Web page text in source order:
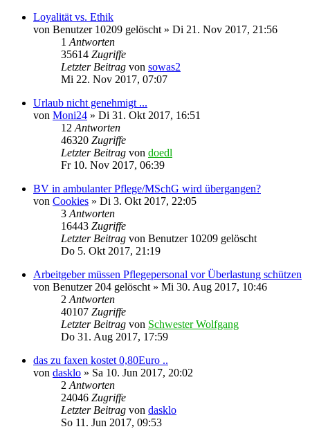
Loyalität vs. Ethik
von Benutzer 10209 gelöscht » Di 21. Nov 2017, 21:56
1 Antworten
35614 Zugriffe
Letzter Beitrag von sowas2
Mi 22. Nov 2017, 07:07
Urlaub nicht genehmigt ...
von Moni24 » Di 31. Okt 2017, 16:51
12 Antworten
46320 Zugriffe
Letzter Beitrag von doedl
Fr 10. Nov 2017, 06:39
BV in ambulanter Pflege/MSchG wird übergangen?
von Cookies » Di 3. Okt 2017, 22:05
3 Antworten
16443 Zugriffe
Letzter Beitrag von Benutzer 10209 gelöscht
Do 5. Okt 2017, 21:19
Arbeitgeber müssen Pflegepersonal vor Überlastung schützen
von Benutzer 204 gelöscht » Mi 30. Aug 2017, 10:46
2 Antworten
40107 Zugriffe
Letzter Beitrag von Schwester Wolfgang
Do 31. Aug 2017, 17:59
das zu faxen kostet 0,80Euro ..
von dasklo » Sa 10. Jun 2017, 20:02
2 Antworten
24046 Zugriffe
Letzter Beitrag von dasklo
So 11. Jun 2017, 09:53